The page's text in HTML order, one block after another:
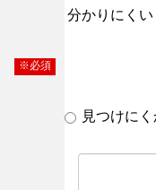
分かりにくい
※必須
見つけに